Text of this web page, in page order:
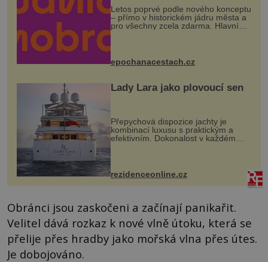
Letos poprvé podle nového konceptu
– přímo v historickém jádru města a
pro všechny zcela zdarma. Hlavní
program se odehraje na Karlově a
mohou těšit na víno, burčák, pes...
epochanacestach.cz
Lady Lara jako plovoucí sen
Přepychová dispozice jachty je
kombinací luxusu s praktickým a
efektivním. Dokonalost v každém
detailu představuje značka Fendi
Casa, kterou byly vybaveny její
paluby. Monacký přístav nabízí
každoročn...
rezidenceonline.cz
Obránci jsou zaskočeni a začínají panikařit.
Velitel dává rozkaz k nové vlně útoku, která se
přelije přes hradby jako mořská vlna přes útes.
Je dobojováno.